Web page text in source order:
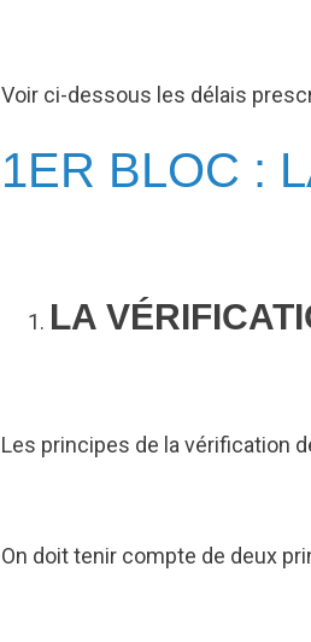
Voir ci-dessous les délais
1ER BLOC :
LA
Les principes de la vérification
On doit tenir compte de deux